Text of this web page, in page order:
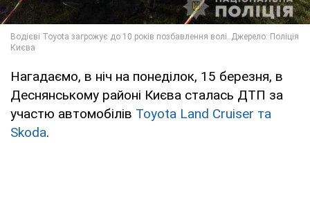
Нагадаємо, в ніч на понеділок, 15 березня, в
Деснянському районі Києва сталась ДТП за
участю автомобілів Toyota Land Cruiser та
Skoda.